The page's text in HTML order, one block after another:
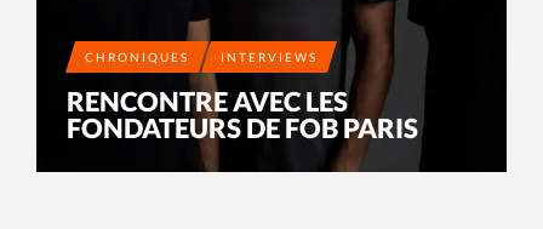
CHRONIQUES INTERVIEWS
RENCONTRE AVEC LES
FONDATEURS DE FOB PARIS